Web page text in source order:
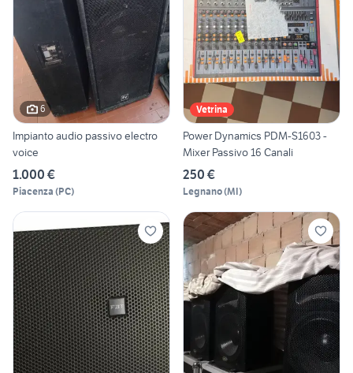
6
Impianto audio passivo electro
voice
1.000 €
Piacenza (PC)
Vetrina
Power Dynamics PDM-S1603 -
Mixer Passivo 16 Canali
250 €
Legnano(MI)